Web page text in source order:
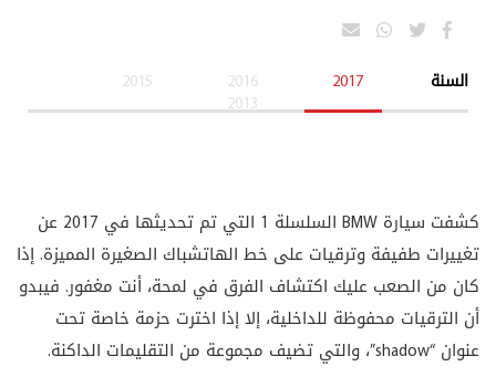
السنة 2017
2016
2015
2013
كشفت سيارة BMW السلسلة 1 التي تم تحديثها في 2017 عن
تغييرات طفيفة وترقيات على خط الهاتشباك الصغيرة المميزة. إذا
كان من الصعب عليك اكتشاف الفرق في لمحة، أنت مغفور. فيبدو
أن الترقيات محفوظة للداخلية، إلا إذا اخترت حزمة خاصة تحت
عنوان “shadow”، والتي تضيف مجموعة من التقليمات الداكنة.